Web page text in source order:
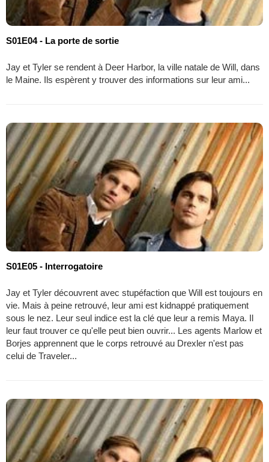
S01E04 - La porte de sortie
Jay et Tyler se rendent à Deer Harbor, la ville natale de Will, dans
le Maine. Ils espèrent y trouver des informations sur leur ami...
S01E05 - Interrogatoire
Jay et Tyler découvrent avec stupéfaction que Will est toujours en
vie. Mais à peine retrouvé, leur ami est kidnappé pratiquement
sous le nez. Leur seul indice est la clé que leur a remis Maya. Il
leur faut trouver ce qu'elle peut bien ouvrir... Les agents Marlow et
Borjes apprennent que le corps retrouvé au Drexler n'est pas
celui de Traveler...